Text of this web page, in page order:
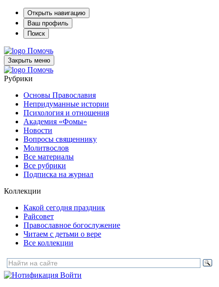
Открыть навигацию
Ваш профиль
Поиск
Помочь
Закрыть меню
Помочь
Рубрики
Основы Православия
Непридуманные истории
Психология и отношения
Академия «Фомы»
Новости
Вопросы священнику
Молитвослов
Все материалы
Все рубрики
Подписка на журнал
Коллекции
Какой сегодня праздник
Райсовет
Православное богослужение
Читаем с детьми о вере
Все коллекции
Войти